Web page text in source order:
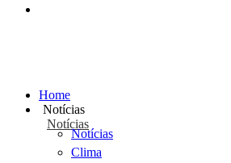
Home
Notícias
Notícias
Notícias
Clima